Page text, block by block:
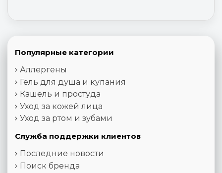
Популярные категории
Аллергены
Гель для душа и купания
Кашель и простуда
Уход за кожей лица
Уход за ртом и зубами
Служба поддержки клиентов
Последние новости
Поиск бренда